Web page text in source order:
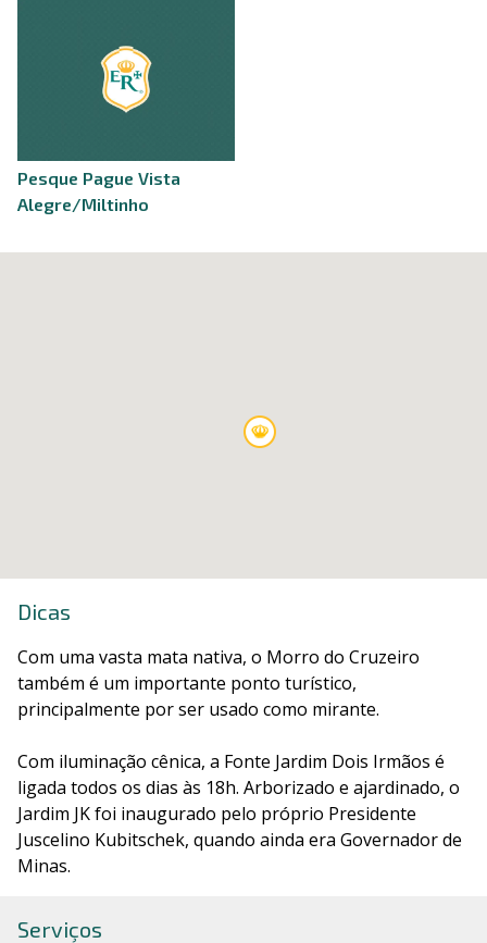
Pesque Pague Vista
Alegre/Miltinho
Dicas
Com uma vasta mata nativa, o Morro do Cruzeiro
também é um importante ponto turístico,
principalmente por ser usado como mirante.
Com iluminação cênica, a Fonte Jardim Dois Irmãos é
ligada todos os dias às 18h. Arborizado e ajardinado, o
Jardim JK foi inaugurado pelo próprio Presidente
Juscelino Kubitschek, quando ainda era Governador de
Minas.
Serviços